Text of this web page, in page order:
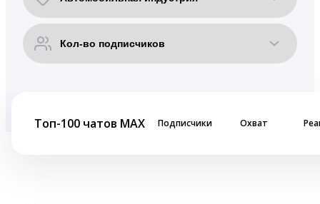
Топ-100 чатов MAX Подписчики Охват